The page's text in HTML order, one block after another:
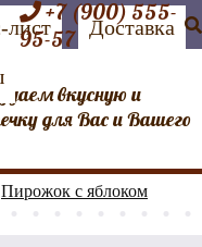
+7 (900) 555-
95-57
лист Доставка
вкусную и
для Вас и Вашего
Пирожок с яблоком